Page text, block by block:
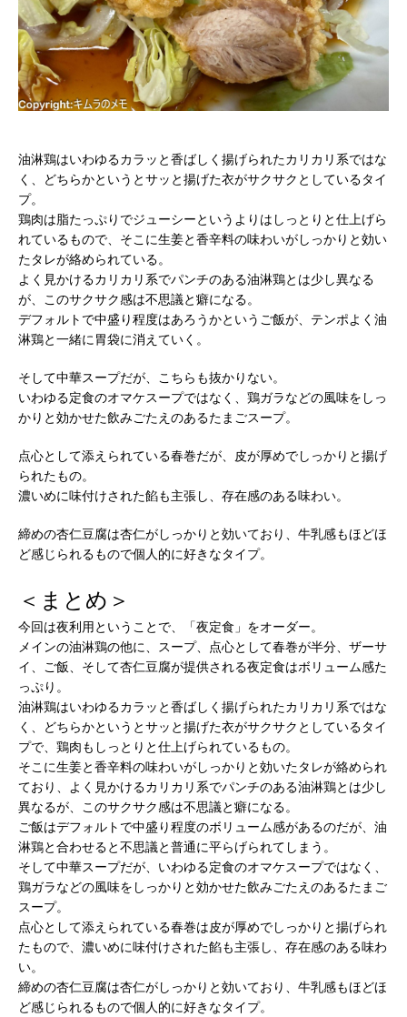
油淋鶏はいわゆるカラッと香ばしく揚げられたカリカリ系ではな
く、どちらかというとサッと揚げた衣がサクサクとしているタイ
プ。
鶏肉は脂たっぷりでジューシーというよりはしっとりと仕上げら
れているもので、そこに生姜と香辛料の味わいがしっかりと効い
たタレが絡められている。
よく見かけるカリカリ系でパンチのある油淋鶏とは少し異なる
が、このサクサク感は不思議と癖になる。
デフォルトで中盛り程度はあろうかというご飯が、テンポよく油
淋鶏と一緒に胃袋に消えていく。
そして中華スープだが、こちらも抜かりない。
いわゆる定食のオマケスープではなく、鶏ガラなどの風味をしっ
かりと効かせた飲みごたえのあるたまごスープ。
点心として添えられている春巻だが、皮が厚めでしっかりと揚げ
られたもの。
濃いめに味付けされた餡も主張し、存在感のある味わい。
締めの杏仁豆腐は杏仁がしっかりと効いており、牛乳感もほどほ
ど感じられるもので個人的に好きなタイプ。
＜まとめ＞
今回は夜利用ということで、「夜定食」をオーダー。
メインの油淋鶏の他に、スープ、点心として春巻が半分、ザーサ
イ、ご飯、そして杏仁豆腐が提供される夜定食はボリューム感た
っぷり。
油淋鶏はいわゆるカラッと香ばしく揚げられたカリカリ系ではな
く、どちらかというとサッと揚げた衣がサクサクとしているタイ
プで、鶏肉もしっとりと仕上げられているもの。
そこに生姜と香辛料の味わいがしっかりと効いたタレが絡められ
ており、よく見かけるカリカリ系でパンチのある油淋鶏とは少し
異なるが、このサクサク感は不思議と癖になる。
ご飯はデフォルトで中盛り程度のボリューム感があるのだが、油
淋鶏と合わせると不思議と普通に平らげられてしまう。
そして中華スープだが、いわゆる定食のオマケスープではなく、
鶏ガラなどの風味をしっかりと効かせた飲みごたえのあるたまご
スープ。
点心として添えられている春巻は皮が厚めでしっかりと揚げられ
たもので、濃いめに味付けされた餡も主張し、存在感のある味わ
い。
締めの杏仁豆腐は杏仁がしっかりと効いており、牛乳感もほどほ
ど感じられるもので個人的に好きなタイプ。